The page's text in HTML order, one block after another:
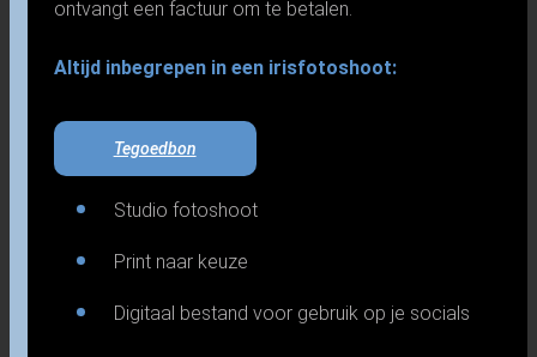
ontvangt een factuur om te betalen.
Altijd inbegrepen in een irisfotoshoot:
Tegoedbon
Studio fotoshoot
Print naar keuze
Digitaal bestand voor gebruik op je socials